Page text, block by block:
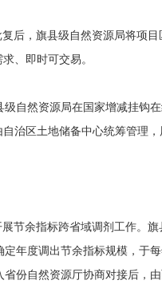
后，旗县级自然资源局将项
、即时可交易。
自然资源局在国家增减挂钩
治区土地储备中心统筹管理
节余指标跨省域调剂工作。
年度调出节余指标规模，于
份自然资源厅协商对接后，